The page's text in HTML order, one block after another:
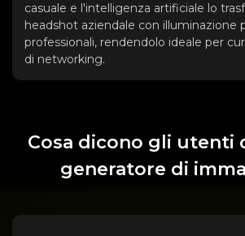
casuale e l'intelligenza artificiale lo
headshot aziendale con illuminazione
professionali, rendendolo ideale per
di networking.
Cosa dicono gli utenti
generatore di